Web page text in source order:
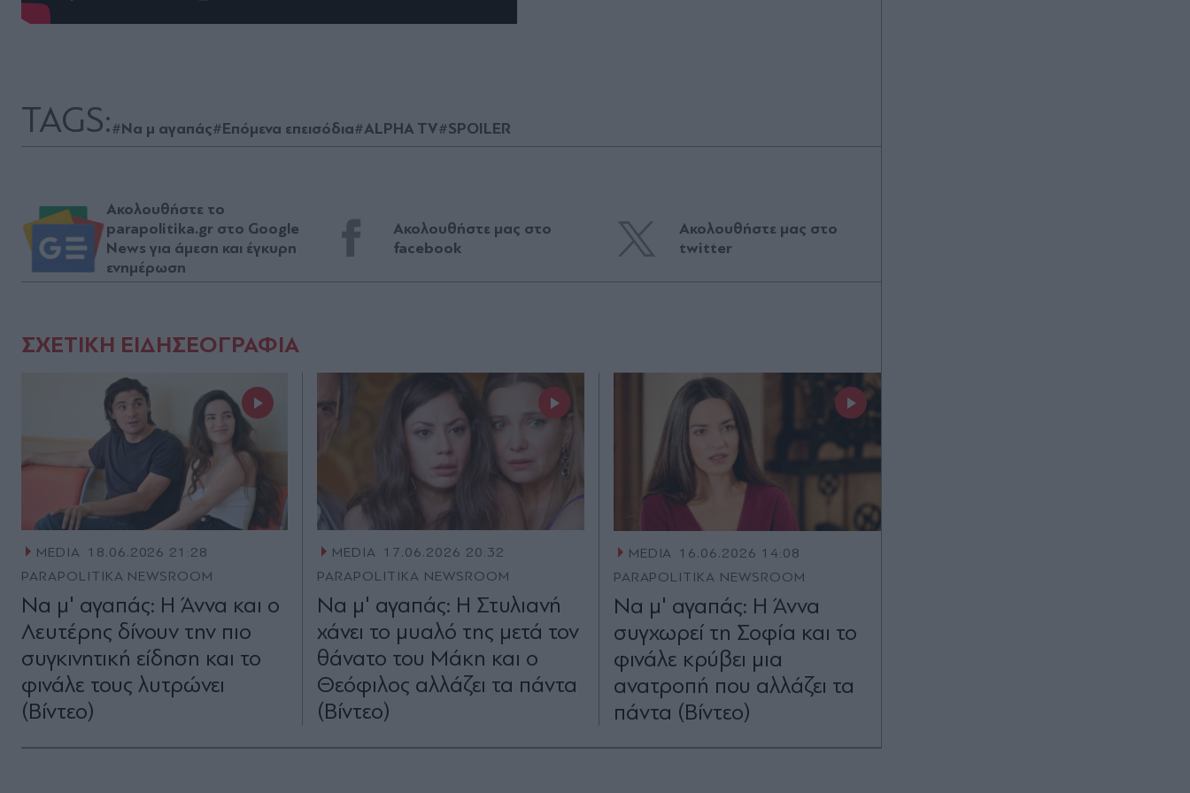
TAGS:#Να μ αγαπάς#Επόμενα επεισόδια#ALPHA TV#SPOILER
Ακολουθήστε το
parapolitika.gr στο Google
News για άμεση και έγκυρη
ενημέρωση
Ακολουθήστε μας στο
facebook
Ακολουθήστε μας στο
twitter
ΣΧΕΤΙΚΗ ΕΙΔΗΣΕΟΓΡΑΦΙΑ
MEDIA 18.06.2026 21:28
PARAPOLITIKA NEWSROOM
Να μ' αγαπάς: Η Άννα και ο
Λευτέρης δίνουν την πιο
συγκινητική είδηση και το
φινάλε τους λυτρώνει
(Βίντεο)
MEDIA 17.06.2026 20:32
PARAPOLITIKA NEWSROOM
Να μ' αγαπάς: Η Στυλιανή
χάνει το μυαλό της μετά τον
θάνατο του Μάκη και ο
Θεόφιλος αλλάζει τα πάντα
(Βίντεο)
MEDIA 16.06.2026 14:08
PARAPOLITIKA NEWSROOM
Να μ' αγαπάς: Η Άννα
συγχωρεί τη Σοφία και το
φινάλε κρύβει μια
ανατροπή που αλλάζει τα
πάντα (Βίντεο)